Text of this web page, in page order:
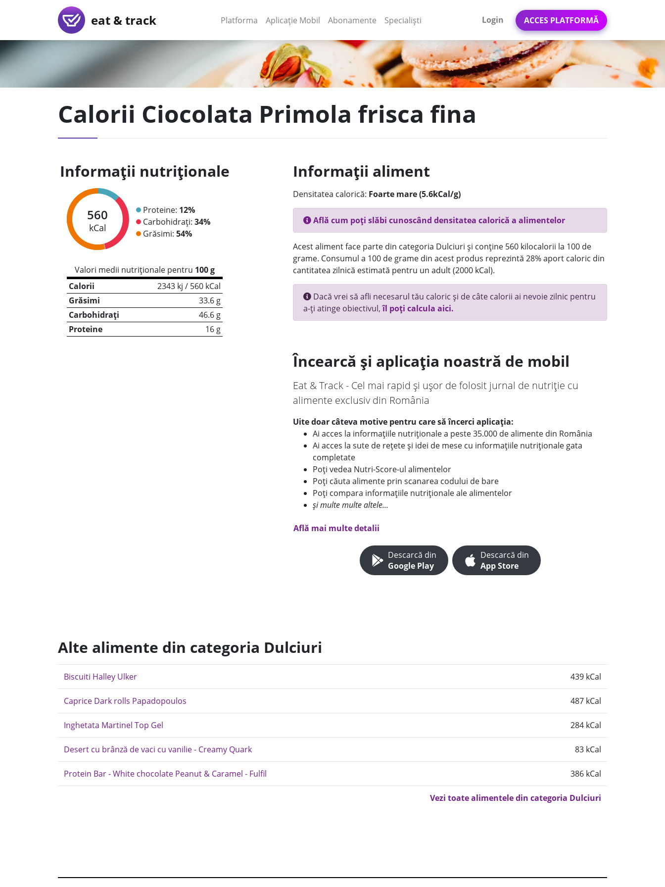
eat & track Platforma (current)
Aplicație Mobil (current)
Abonamente Specialiști Login ACCES PLATFORMĂ
Calorii Ciocolata Primola frisca fina
Informații nutriționale
560
kCal
Proteine: 12%
Carbohidrați: 34%
Grăsimi: 54%
Valori medii nutriționale pentru 100 g
Calorii
2343 kj / 560 kCal
Grăsimi
33.6 g
Carbohidrați
46.6 g
Proteine
16 g
Informații aliment
Densitatea calorică: Foarte mare (5.6kCal/g)
Află cum poți slăbi cunoscând densitatea calorică a alimentelor
Acest aliment face parte din categoria Dulciuri și conține 560 kilocalorii la 100 de
grame. Consumul a 100 de grame din acest produs reprezintă 28% aport caloric din
cantitatea zilnică estimată pentru un adult (2000 kCal).
Dacă vrei să afli necesarul tău caloric și de câte calorii ai nevoie zilnic pentru
a-ți atinge obiectivul,îl poți calcula aici.
Încearcă și aplicația noastră de mobil
Eat & Track - Cel mai rapid și ușor de folosit jurnal de nutriție cu
alimente exclusiv din România
Uite doar câteva motive pentru care să încerci aplicația:
Ai acces la informațiile nutriționale a peste 35.000 de alimente din România
Ai acces la sute de rețete și idei de mese cu informațiile nutriționale gata
completate
Poți vedea Nutri-Score-ul alimentelor
Poți căuta alimente prin scanarea codului de bare
Poți compara informațiile nutriționale ale alimentelor
și multe multe altele...
Află mai multe detalii
Descarcă din
Google Play
Descarcă din
App Store
Alte alimente din categoria Dulciuri
Biscuiti Halley Ulker 439 kCal
Caprice Dark rolls Papadopoulos 487 kCal
Inghetata Martinel Top Gel 284 kCal
Desert cu brânză de vaci cu vanilie - Creamy Quark 83 kCal
Protein Bar - White chocolate Peanut & Caramel - Fulfil 386 kCal
Vezi toate alimentele din categoria Dulciuri